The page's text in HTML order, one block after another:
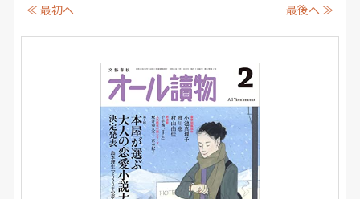
≪ 最初へ
最後へ ≫